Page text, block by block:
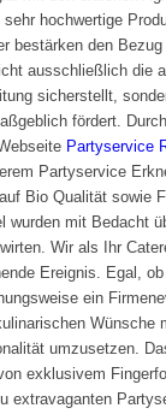
hochwertige
bestärken den Bezug
ausschließlich die
sicherstellt,
fördert.
Partyservice
Partyservice
Bio Qualität sowie
wurden mit Bedacht
Wir als Ihr
Ereignis. Egal,
ein
Wünsche
umzusetzen.
exklusivem
extravaganten